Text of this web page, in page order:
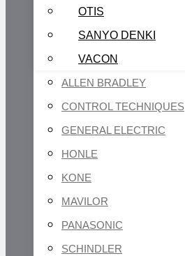
OTIS
SANYO DENKI
VACON
ALLEN BRADLEY
CONTROL TECHNIQUES
GENERAL ELECTRIC
HONLE
KONE
MAVILOR
PANASONIC
SCHINDLER